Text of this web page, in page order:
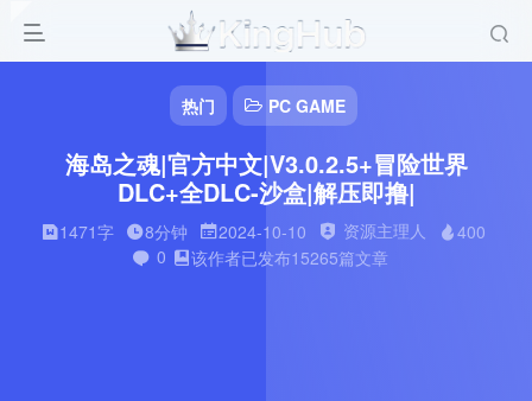
热门 PC GAME
海岛之魂|官方中文|V3.0.2.5+冒险世界
DLC+全DLC-沙盒|解压即撸|
1471字 8分钟 2024-10-10 资源主理人
400
0
该作者已发布15265篇文章